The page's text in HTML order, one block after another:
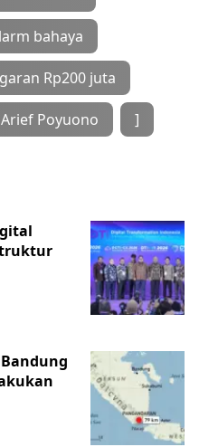
bahaya
Rp200 juta
Arief Poyuono ]